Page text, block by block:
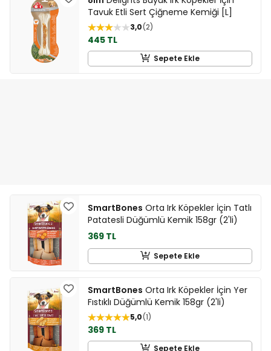
Tavuk Etli Sert Çiğneme Kemiği [L]
3,0 2
445 TL
Sepete Ekle
SmartBones Orta Irk Köpekler İçin Tatlı
Patatesli Düğümlü Kemik 158gr (2'li)
369 TL
Sepete Ekle
SmartBones Orta Irk Köpekler İçin Yer
Fıstıklı Düğümlü Kemik 158gr (2'li)
5,0 1
369 TL
Sepete Ekle